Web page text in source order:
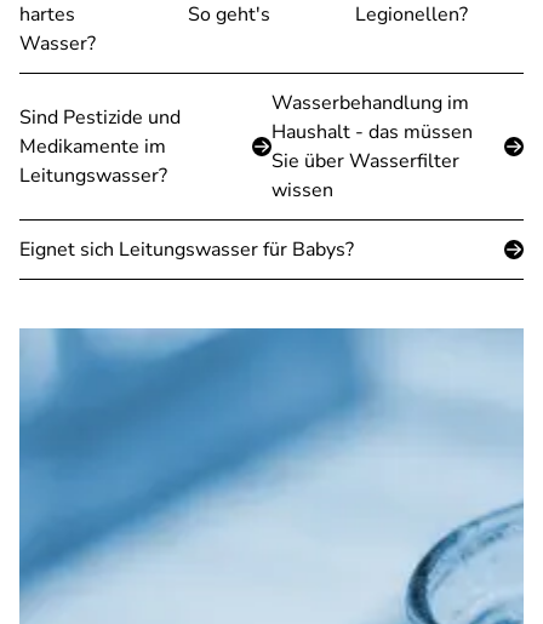
hartes
Wasser?
So geht's
Legionellen?
Sind Pestizide und
Medikamente im
Leitungswasser?
Wasserbehandlung im
Haushalt - das müssen
Sie über Wasserfilter
wissen
Eignet sich Leitungswasser für Babys?